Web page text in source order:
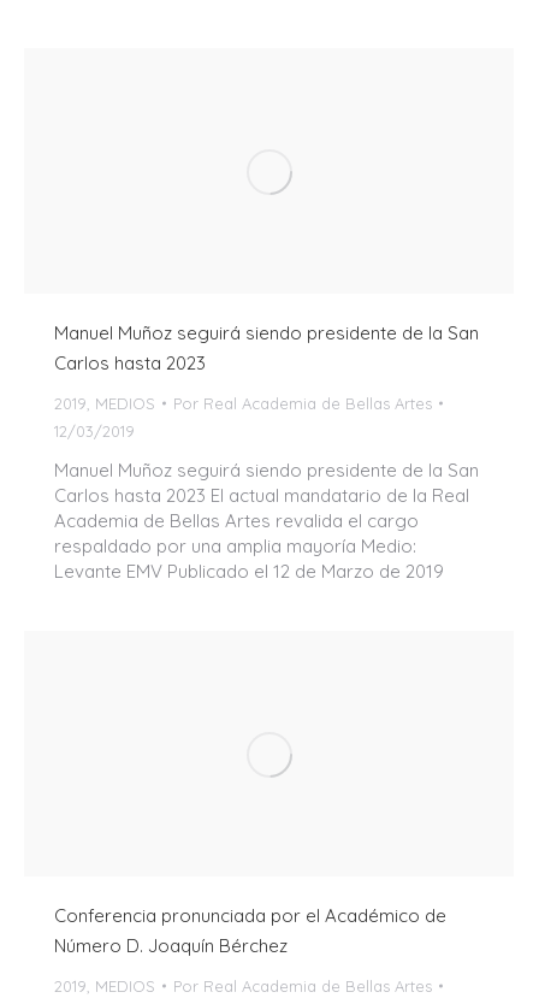
Manuel Muñoz seguirá siendo presidente de la San
Carlos hasta 2023
2019 MEDIOS Por Real Academia de Bellas Artes
12/03/2019
Manuel Muñoz seguirá siendo presidente de la San
Carlos hasta 2023 El actual mandatario de la Real
Academia de Bellas Artes revalida el cargo
respaldado por una amplia mayoría Medio:
Levante EMV Publicado el 12 de Marzo de 2019
Conferencia pronunciada por el Académico de
Número D. Joaquín Bérchez
2019 MEDIOS Por Real Academia de Bellas Artes